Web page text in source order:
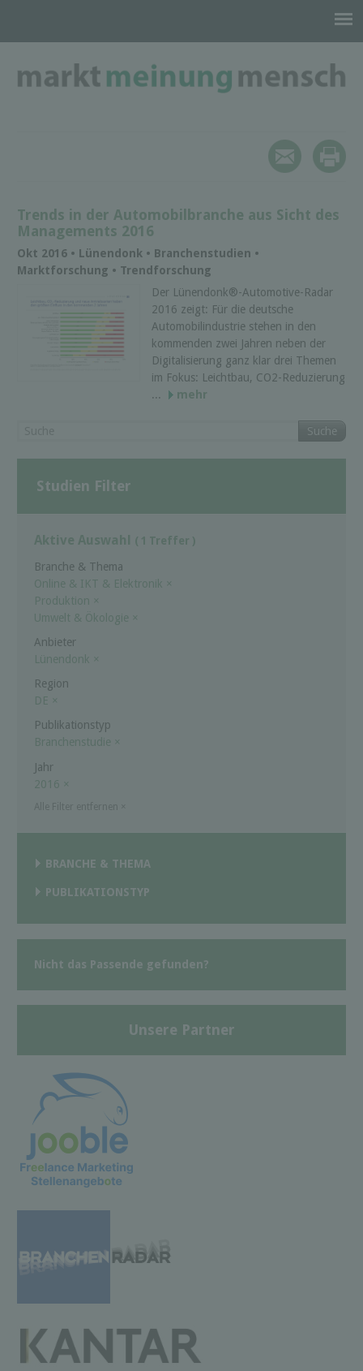
Trends in der Automobilbranche aus Sicht des
Managements 2016
Okt 2016 • Lünendonk • Branchenstudien •
Marktforschung • Trendforschung
Der Lünendonk®-Automotive-Radar
2016 zeigt: Für die deutsche
Automobilindustrie stehen in den
kommenden zwei Jahren neben der
Digitalisierung ganz klar drei Themen
im Fokus: Leichtbau, CO2-Reduzierung
...
mehr
Suche
Studien Filter
Aktive Auswahl ( 1 Treffer )
Branche & Thema
Online & IKT & Elektronik ×
Produktion ×
Umwelt & Ökologie ×
Anbieter
Lünendonk ×
Region
DE ×
Publikationstyp
Branchenstudie ×
Jahr
2016 ×
BRANCHE & THEMA
PUBLIKATIONSTYP
Nicht das Passende gefunden?
Unsere Partner